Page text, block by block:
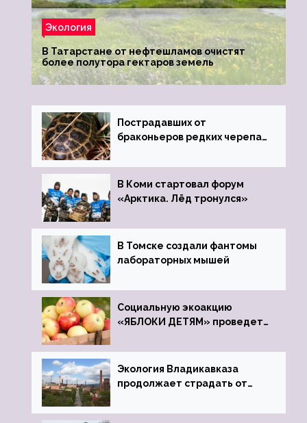
Экология
В Татарстане от нефтешламов очистят
более полутора гектаров земель
Пострадавших от
браконьеров редких черепах
зоопарк
В Коми стартовал форум
«Арктика. Лёд тронулся»
В Томске создали фантомы
лабораторных мышей
Социальную экоакцию
«ЯБЛОКИ ДЕТЯМ» проведет
Экология Владикавказа
продолжает страдать от